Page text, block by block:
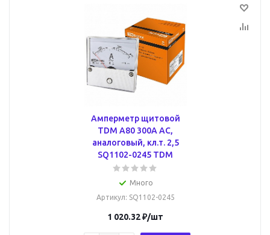
Амперметр щитовой
TDM А80 300А AC,
аналоговый, кл.т. 2,5
SQ1102-0245 TDM
Много
Артикул: SQ1102-0245
1 020.32₽/шт